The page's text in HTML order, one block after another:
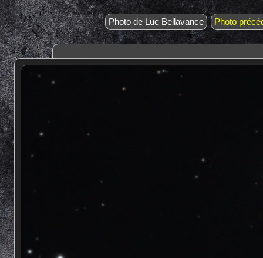
Photo de Luc Bellavance Photo